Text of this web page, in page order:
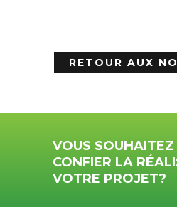
RETOUR AUX
VOUS SOUHAITEZ
CONFIER LA
VOTRE PROJET?